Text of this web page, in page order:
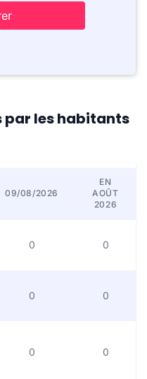
par les habitants
09/08/2026
EN
AOÛT
2026
0 0
0 0
0 0